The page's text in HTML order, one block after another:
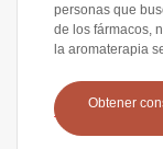
personas que
de los fármacos,
la aromaterapia
Obtener